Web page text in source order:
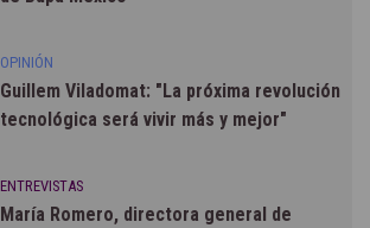
OPINIÓN
Guillem Viladomat: "La próxima revolución
tecnológica será vivir más y mejor"
ENTREVISTAS
María Romero, directora general de